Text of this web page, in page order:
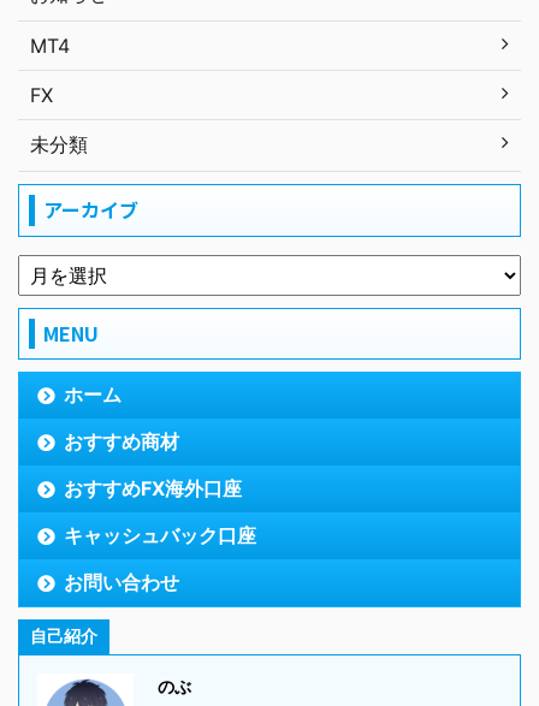
MT4
FX
未分類
アーカイブ
MENU
ホーム
おすすめ商材
おすすめFX海外口座
キャッシュバック口座
お問い合わせ
自己紹介
のぶ